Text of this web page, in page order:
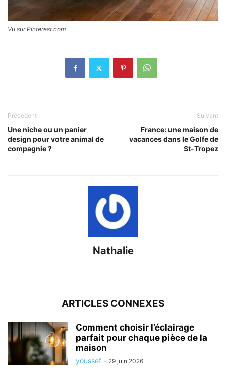
Vu sur Pinterest.com
Précédent
Une niche ou un panier
design pour votre animal de
compagnie ?
Suivant
France: une maison de
vacances dans le Golfe de
St-Tropez
Nathalie
ARTICLES CONNEXES
Comment choisir l’éclairage
parfait pour chaque pièce de la
maison
youssef - 29 juin 2026